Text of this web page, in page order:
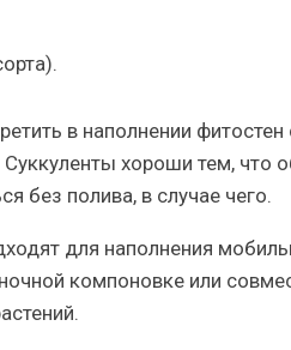
в наполнении фитостен
Суккуленты хороши тем,
без полива, в случае чего.
для наполнения
компоновке или